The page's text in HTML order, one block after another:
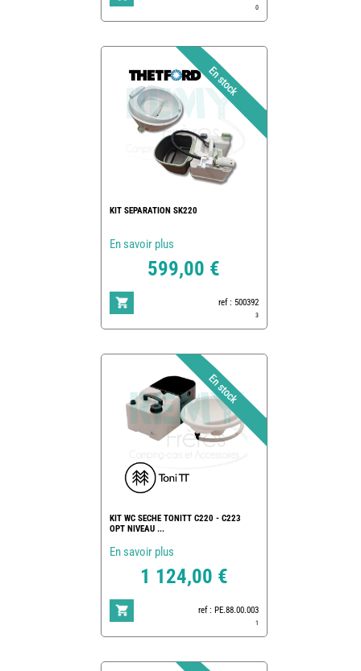
0
KIT SEPARATION SK220
En savoir plus
599,00 €
ref : 500392
3
KIT WC SECHE TONITT C220 - C223
OPT NIVEAU ...
En savoir plus
1 124,00 €
ref : PE.88.00.003
1